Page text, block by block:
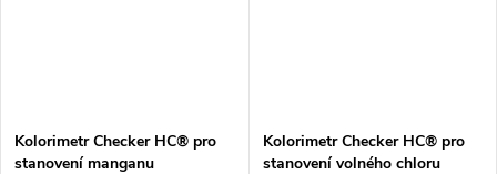
Kolorimetr Checker HC® pro
stanovení manganu
Kolorimetr Checker HC® pro
stanovení volného chloru